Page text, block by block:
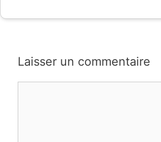
Laisser un commentaire